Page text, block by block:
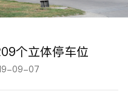
个立体停车位
09-07